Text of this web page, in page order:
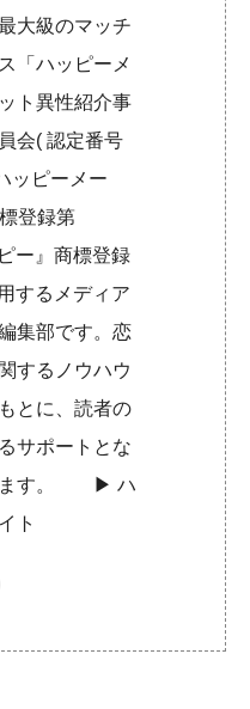
大級のマッチ
「ハッピーメ
ト異性紹介事
会( 認定番号
ッピーメー
登録第
ー』商標登録
するメディア
集部です。恋
するノウハウ
とに、読者の
サポートとな
います。 ▶︎ハ
ト